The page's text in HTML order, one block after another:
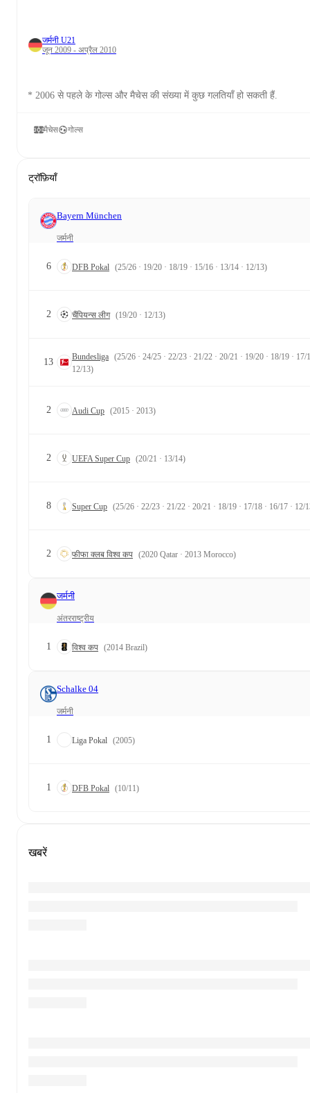
जर्मनी U21
जून 2009 - अप्रैल 2010
* 2006 से पहले के गोल्स और मैचेस की संख्या में कुछ गलतियाँ हो सकती हैं.
मैचेस गोल्स
ट्रॉफ़ियाँ
Bayern München
जर्मनी
6 DFB Pokal (25/26 · 19/20 · 18/19 · 15/16 · 13/14 · 12/13)
2 चैंपियन्स लीग (19/20 · 12/13)
13 Bundesliga (25/26 · 24/25 · 22/23 · 21/22 · 20/21 · 19/20 · 18/19 · 17/
12/13)
2 Audi Cup (2015 · 2013)
2 UEFA Super Cup (20/21 · 13/14)
8 Super Cup (25/26 · 22/23 · 21/22 · 20/21 · 18/19 · 17/18 · 16/17 · 12/
2 फीफा क्लब विश्व कप (2020 Qatar · 2013 Morocco)
जर्मनी
अंतरराष्ट्रीय
1 विश्व कप (2014 Brazil)
Schalke 04
जर्मनी
1 Liga Pokal (2005)
1 DFB Pokal (10/11)
खबरें